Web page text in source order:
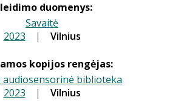
duomenys:
Savaitė
2023 | Vilnius
kopijos rengėjas:
audiosensorinė biblioteka
2023 | Vilnius